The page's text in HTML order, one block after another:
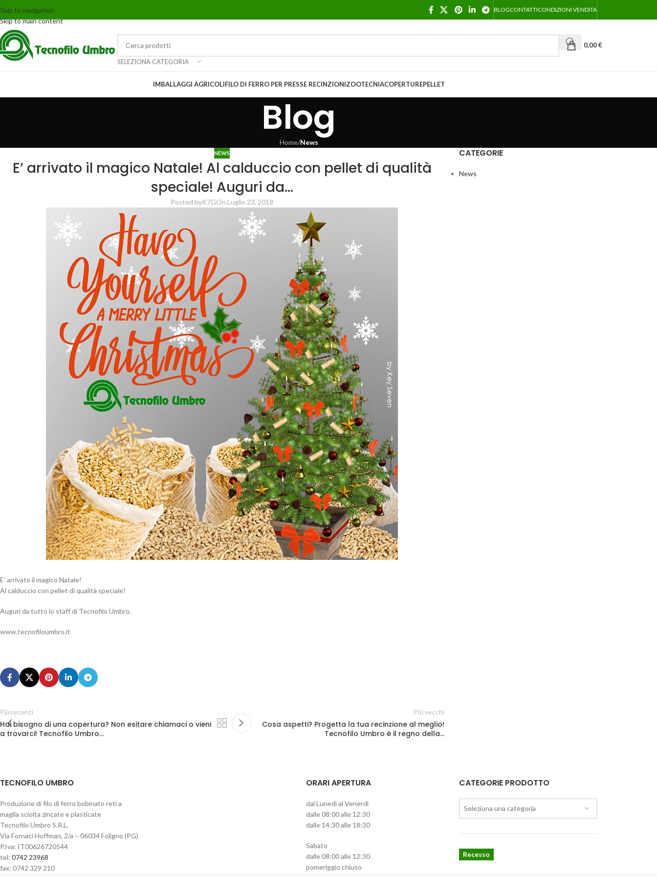
Skip to navigation
Skip to main content
BLOGCONTATTICONDIZIONI VENDITA
SELEZIONA CATEGORIA
0,00€
IMBALLAGGI AGRICOLIFILO DI FERRO PER PRESSE RECINZIONIZOOTECNIACOPERTUREPELLET
Blog
Home/News
NEWS
E’ arrivato il magico Natale! Al calduccio con pellet di qualità
speciale! Auguri da…
Posted byK7GOn Luglio 23, 2018
E’ arrivato il magico Natale!
Al calduccio con pellet di qualità speciale!
Auguri da tutto lo staff di Tecnofilo Umbro.
www.tecnofiloumbro.it
Più recenti
Hai bisogno di una copertura? Non esitare chiamaci o vieni
a trovarci! Tecnofilo Umbro…
Più vecchi
Cosa aspetti? Progetta la tua recinzione al meglio!
Tecnofilo Umbro è il regno della…
CATEGORIE
News
TECNOFILO UMBRO
Produzione di filo di ferro bobinato reti a
maglia sciolta zincate e plasticate
Tecnofilo Umbro S.R.L.
Via Fornaci Hoffman, 2/a – 06034 Foligno (PG)
P.Iva: IT00626720544
tel: 0742 23968
fax: 0742 329 210
ORARI APERTURA
dal Lunedì al Venerdì
dalle 08:00 alle 12:30
dalle 14:30 alle 18:30
Sabato
dalle 08:00 alle 12:30
pomeriggio chiuso
CATEGORIE PRODOTTO
Seleziona una categoria
Recesso